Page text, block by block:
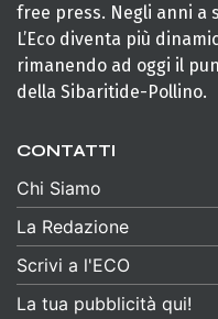
free press. Negli anni a
L’Eco diventa più
rimanendo ad oggi il
della Sibaritide-Pollino.
CONTATTI
Chi Siamo
La Redazione
Scrivi a l'ECO
La tua pubblicità qui!